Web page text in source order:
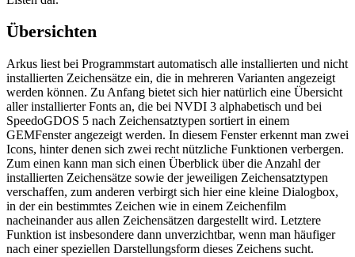
Übersichten
Arkus liest bei Programmstart automatisch alle installierten und nicht
installierten Zeichensätze ein, die in mehreren Varianten angezeigt
werden können. Zu Anfang bietet sich hier natürlich eine Übersicht
aller installierter Fonts an, die bei NVDI 3 alphabetisch und bei
SpeedoGDOS 5 nach Zeichensatztypen sortiert in einem
GEMFenster angezeigt werden. In diesem Fenster erkennt man zwei
Icons, hinter denen sich zwei recht nützliche Funktionen verbergen.
Zum einen kann man sich einen Überblick über die Anzahl der
installierten Zeichensätze sowie der jeweiligen Zeichensatztypen
verschaffen, zum anderen verbirgt sich hier eine kleine Dialogbox,
in der ein bestimmtes Zeichen wie in einem Zeichenfilm
nacheinander aus allen Zeichensätzen dargestellt wird. Letztere
Funktion ist insbesondere dann unverzichtbar, wenn man häufiger
nach einer speziellen Darstellungsform dieses Zeichens sucht.